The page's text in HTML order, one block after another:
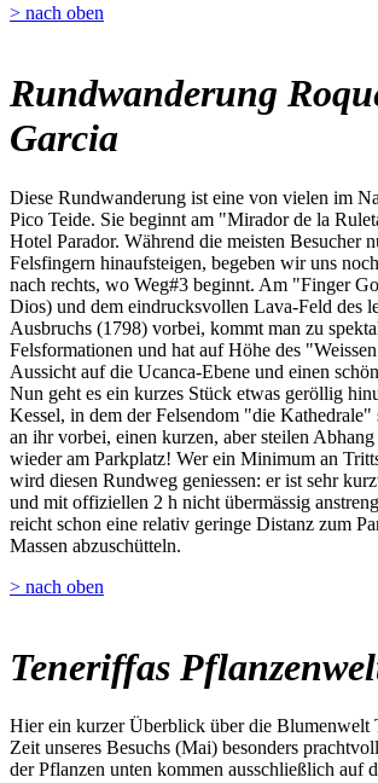
> nach oben
Rundwanderung
Garcia
Diese Rundwanderung ist eine von vielen im
Pico Teide. Sie beginnt am "Mirador de la
Hotel Parador. Während die meisten Besucher
Felsfingern hinaufsteigen, begeben wir uns
nach rechts, wo Weg#3 beginnt. Am "Finger
Dios) und dem eindrucksvollen Lava-Feld des
Ausbruchs (1798) vorbei, kommt man zu
Felsformationen und hat auf Höhe des
Aussicht auf die Ucanca-Ebene und einen
Nun geht es ein kurzes Stück etwas geröllig
Kessel, in dem der Felsendom "die
an ihr vorbei, einen kurzen, aber steilen
wieder am Parkplatz! Wer ein Minimum an
wird diesen Rundweg geniessen: er ist sehr
und mit offiziellen 2 h nicht übermässig
reicht schon eine relativ geringe Distanz zum
Massen abzuschütteln.
> nach oben
Teneriffas
Hier ein kurzer Überblick über die Blumenwelt
Zeit unseres Besuchs (Mai) besonders
der Pflanzen unten kommen ausschließlich auf